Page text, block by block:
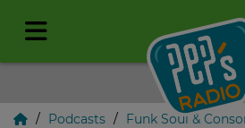
Podcasts Funk Soul &